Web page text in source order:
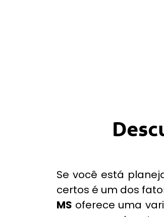
Se você está
certos é um dos
MS oferece uma